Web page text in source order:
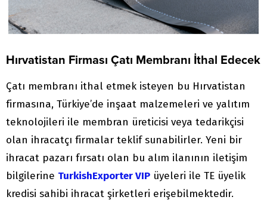
Hırvatistan Firması Çatı Membranı İthal Edecek
Çatı membranı ithal etmek isteyen bu Hırvatistan
firmasına, Türkiye’de inşaat malzemeleri ve yalıtım
teknolojileri ile membran üreticisi veya tedarikçisi
olan ihracatçı firmalar teklif sunabilirler. Yeni bir
ihracat pazarı fırsatı olan bu alım ilanının iletişim
bilgilerine TurkishExporter VIP üyeleri ile TE üyelik
kredisi sahibi ihracat şirketleri erişebilmektedir.